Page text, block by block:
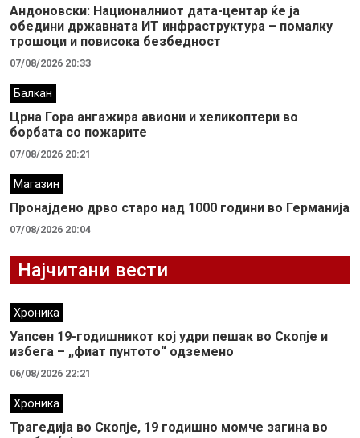
Андоновски: Националниот дата-центар ќе ја
обедини државната ИТ инфраструктура – помалку
трошоци и повисока безбедност
07/08/2026 20:33
Балкан
Црна Гора ангажира авиони и хеликоптери во
борбата со пожарите
07/08/2026 20:21
Магазин
Пронајдено дрво старо над 1000 години во Германија
07/08/2026 20:04
Најчитани вести
Хроника
Уапсен 19-годишникот кој удри пешак во Скопје и
избега – „фиат пунтото“ одземено
06/08/2026 22:21
Хроника
Трагедија во Скопје, 19 годишно момче загина во